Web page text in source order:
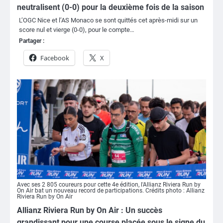
neutralisent (0-0) pour la deuxième fois de la saison
L’OGC Nice et l’AS Monaco se sont quittés cet après-midi sur un
score nul et vierge (0-0), pour le compte…
Partager :
Facebook X
Avec ses 2 805 coureurs pour cette 4e édition, l'Allianz Riviera Run by
On Air bat un nouveau record de participations. Crédits photo : Allianz
Riviera Run by On Air
Allianz Riviera Run by On Air : Un succès